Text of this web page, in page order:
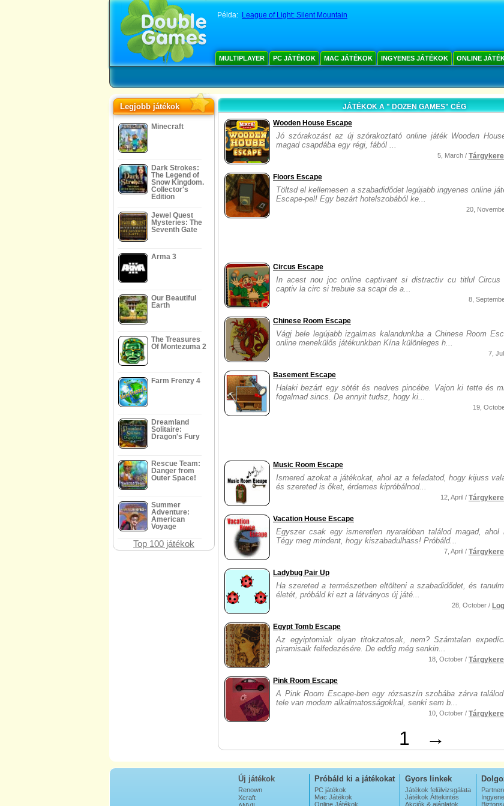
Példa: League of Light: Silent Mountain
MULTIPLAYER PC JÁTÉKOK MAC JÁTÉKOK INGYENES JÁTÉKOK ONLINE
Legjobb játékok
Minecraft
Dark Strokes:
The Legend of
Snow Kingdom.
Collector's
Edition
Jewel Quest
Mysteries: The
Seventh Gate
Arma 3
Our Beautiful
Earth
The Treasures
Of Montezuma 2
Farm Frenzy 4
Dreamland
Solitaire:
Dragon's Fury
Rescue Team:
Danger from
Outer Space!
Summer
Adventure:
American
Voyage
Top 100 játékok
JÁTÉKOK A " DOZEN GAMES" CÉG
Wooden House Escape
Jó szórakozást az új szórakoztató online játék Wooden
magad csapdába egy régi, fából ...
5, March /
Floors Escape
Töltsd el kellemesen a szabadidődet legújabb ingyenes online
Escape-pel! Egy bezárt hotelszobából ke...
20,
Circus Escape
In acest nou joc online captivant si distractiv cu titlul Circus
captiv la circ si trebuie sa scapi de a...
8,
Chinese Room Escape
Vágj bele legújabb izgalmas kalandunkba a Chinese Room
online menekülős játékunkban Kína különleges h...
7,
Basement Escape
Halaki bezárt egy sötét és nedves pincébe. Vajon ki tette és
fogalmad sincs. De annyit tudsz, hogy ki...
19,
Music Room Escape
Ismered azokat a játékokat, ahol az a feladatod, hogy kijuss
és szereted is őket, érdemes kipróbálnod...
12, April /
Vacation House Escape
Egyszer csak egy ismeretlen nyaralóban találod magad, ahol
Tégy meg mindent, hogy kiszabadulhass! Próbáld...
7, April /
Ladybug Pair Up
Ha szereted a természetben eltölteni a szabadidődet, és
életét, próbáld ki ezt a látványos új játé...
28, October /
Egypt Tomb Escape
Az egyiptomiak olyan titokzatosak, nem? Számtalan
piramisaik felfedezésére. De eddig még senkin...
18, October /
Pink Room Escape
A Pink Room Escape-ben egy rózsaszín szobába zárva
tele van modern alkalmatosságokkal, senki sem b...
10, October /
1 →
Új játékok
Renown
Xcraft
Próbáld ki a játékokat
PC játékok
Mac Játékok
Online Játékok
Gyors linkek
Játékok felülvizsgálata
Játékok Áttekintés
Akciók & ajánlatok